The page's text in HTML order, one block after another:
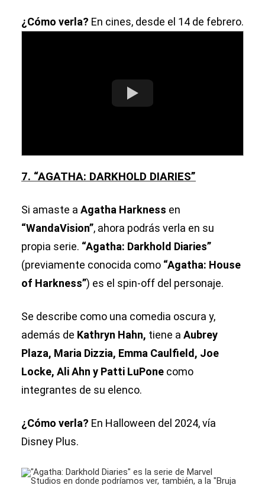
¿Cómo verla? En cines, desde el 14 de febrero.
7. “AGATHA: DARKHOLD DIARIES”
Si amaste a Agatha Harkness en
“WandaVision”, ahora podrás verla en su
propia serie. “Agatha: Darkhold Diaries”
(previamente conocida como “Agatha: House
of Harkness”) es el spin-off del personaje.
Se describe como una comedia oscura y,
además de Kathryn Hahn, tiene a Aubrey
Plaza, Maria Dizzia, Emma Caulfield, Joe
Locke, Ali Ahn y Patti LuPone como
integrantes de su elenco.
¿Cómo verla? En Halloween del 2024, vía
Disney Plus.